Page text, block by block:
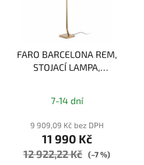
FARO BARCELONA REM,
STOJACÍ LAMPA,
7-14 dní
9 909,09 Kč bez DPH
11 990 Kč
12 922,22 Kč (–7 %)